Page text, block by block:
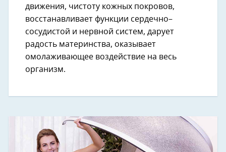
движения, чистоту кожных покровов,
восстанавливает функции сердечно–
сосудистой и нервной систем, дарует
радость материнства, оказывает
омолаживающее воздействие на весь
организм.